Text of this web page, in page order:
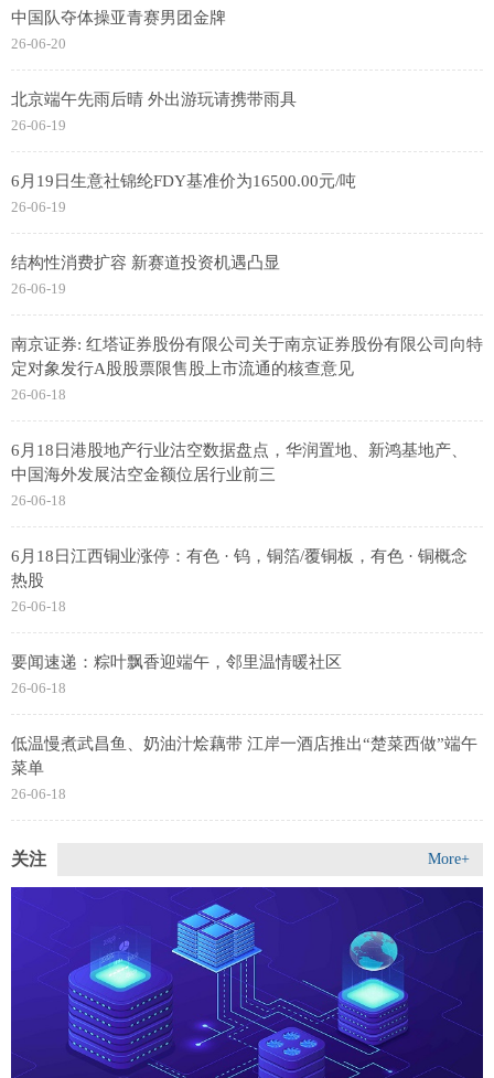
中国队夺体操亚青赛男团金牌
26-06-20
北京端午先雨后晴 外出游玩请携带雨具
26-06-19
6月19日生意社锦纶FDY基准价为16500.00元/吨
26-06-19
结构性消费扩容 新赛道投资机遇凸显
26-06-19
南京证券: 红塔证券股份有限公司关于南京证券股份有限公司向特
定对象发行A股股票限售股上市流通的核查意见
26-06-18
6月18日港股地产行业沽空数据盘点，华润置地、新鸿基地产、
中国海外发展沽空金额位居行业前三
26-06-18
6月18日江西铜业涨停：有色 · 钨，铜箔/覆铜板，有色 · 铜概念
热股
26-06-18
要闻速递：粽叶飘香迎端午，邻里温情暖社区
26-06-18
低温慢煮武昌鱼、奶油汁烩藕带 江岸一酒店推出“楚菜西做”端午
菜单
26-06-18
关注 More+